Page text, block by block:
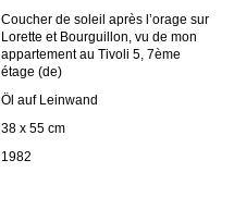
Coucher de soleil après l’orage sur
Lorette et Bourguillon, vu de mon
appartement au Tivoli 5, 7ème
étage (de)
Öl auf Leinwand
38 x 55 cm
1982